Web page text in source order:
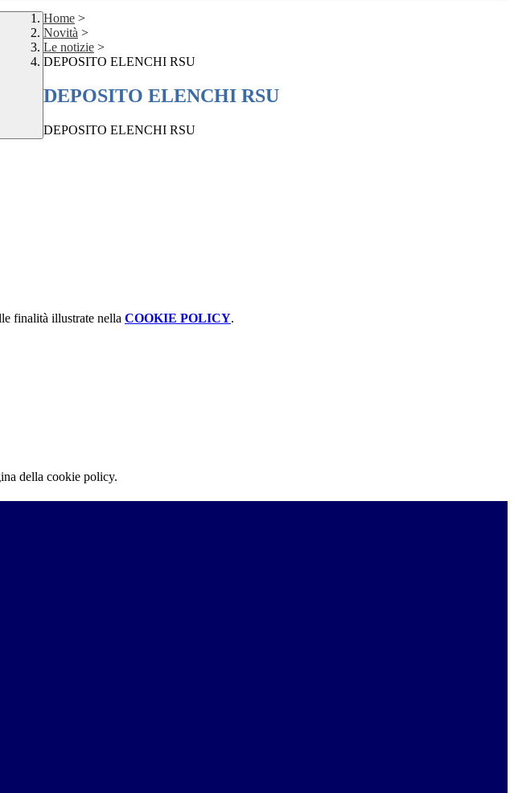
Home >
Novità >
Le notizie >
DEPOSITO ELENCHI RSU
DEPOSITO ELENCHI RSU
DEPOSITO ELENCHI RSU
finalità illustrate nella COOKIE POLICY.
della cookie policy.